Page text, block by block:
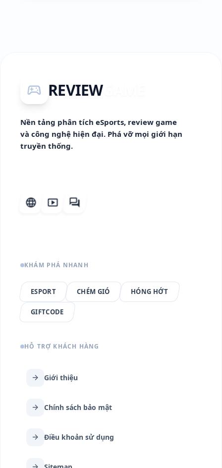
sports_esports REVIEWGAME
Nền tảng phân tích eSports, review game
và công nghệ hiện đại. Phá vỡ mọi giới hạn
truyền thống.
language smart_display forum
KHÁM PHÁ NHANH
ESPORT CHÉM GIÓ HÓNG HỚT
GIFTCODE
HỖ TRỢ KHÁCH HÀNG
arrow_forward Giới thiệu
arrow_forward Chính sách bảo mật
arrow_forward Điều khoản sử dụng